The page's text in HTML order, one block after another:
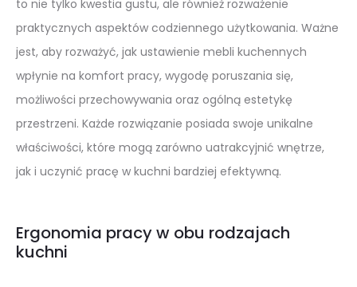
to nie tylko kwestia gustu, ale również rozważenie
praktycznych aspektów codziennego użytkowania. Ważne
jest, aby rozważyć, jak ustawienie mebli kuchennych
wpłynie na komfort pracy, wygodę poruszania się,
możliwości przechowywania oraz ogólną estetykę
przestrzeni. Każde rozwiązanie posiada swoje unikalne
właściwości, które mogą zarówno uatrakcyjnić wnętrze,
jak i uczynić pracę w kuchni bardziej efektywną.
Ergonomia pracy w obu rodzajach
kuchni